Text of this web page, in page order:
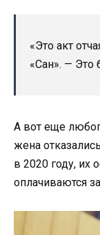
«Это акт
«Сан». — Это
А вот еще
жена
в 2020 году, их
оплачиваются